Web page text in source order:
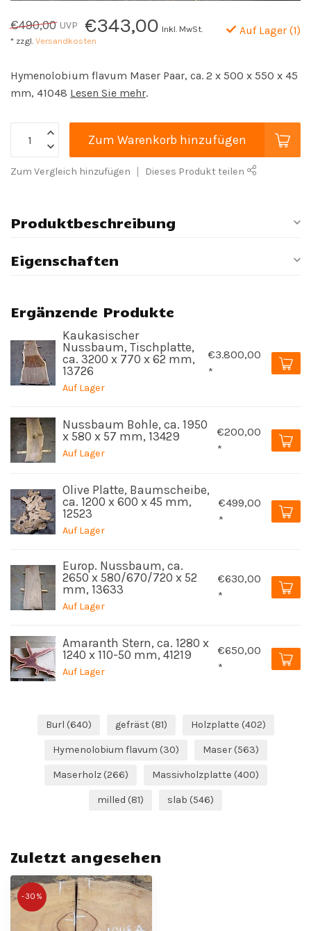
€490,00 UVP €343,00 Inkl. MwSt.
* zzgl. Versandkosten
Auf Lager (1)
Hymenolobium flavum Maser Paar, ca. 2 x 500 x 550 x 45
mm, 41048 Lesen Sie mehr.
Zum Warenkorb hinzufügen
Zum Vergleich hinzufügen Dieses Produkt teilen
Produktbeschreibung
Eigenschaften
Ergänzende Produkte
Kaukasischer
Nussbaum, Tischplatte,
ca. 3200 x 770 x 62 mm,
13726
Auf Lager
€3.800,00
*
Nussbaum Bohle, ca. 1950
x 580 x 57 mm, 13429
Auf Lager
€200,00
*
Olive Platte, Baumscheibe,
ca. 1200 x 600 x 45 mm,
12523
Auf Lager
€499,00
*
Europ. Nussbaum, ca.
2650 x 580/670/720 x 52
mm, 13633
Auf Lager
€630,00
*
Amaranth Stern, ca. 1280 x
1240 x 110-50 mm, 41219
Auf Lager
€650,00
*
Burl (640) gefräst (81) Holzplatte (402)
Hymenolobium flavum (30) Maser (563)
Maserholz (266) Massivholzplatte (400)
milled (81) slab (546)
Zuletzt angesehen
-30%